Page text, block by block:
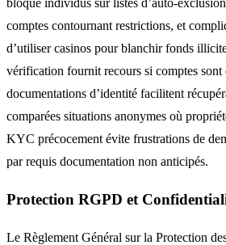
bloque individus sur listes d’auto-
comptes contournant restrictions, et
d’utiliser casinos pour blanchir fonds
vérification fournit recours si comptes
documentations d’identité facilitent
comparées situations anonymes où
KYC précocement évite frustrations de
par requis documentation non anticipés.
Protection RGPD et
Le Règlement Général sur la Protection